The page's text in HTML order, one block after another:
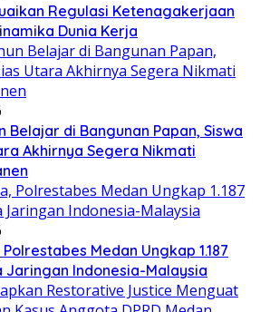
Regulasi Ketenagakerjaan
Dunia Kerja
Belajar di Bangunan Papan, Siswa
Akhirnya Segera Nikmati
Medan Ungkap 1.187
Jaringan Indonesia-Malaysia